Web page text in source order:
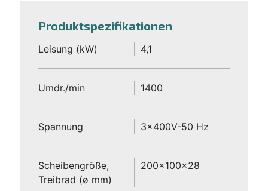
Produktspezifikationen
Leisung (kW) 4,1
Umdr./min 1400
Spannung 3x400V-50 Hz
Scheibengröße,
Treibrad (ø mm)
200x100x28